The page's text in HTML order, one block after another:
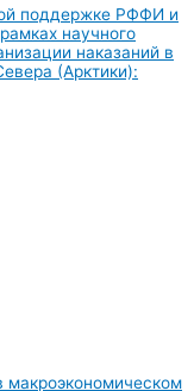
поддержке РФФИ и
научного
наказаний в
(Арктики):
макроэкономическом